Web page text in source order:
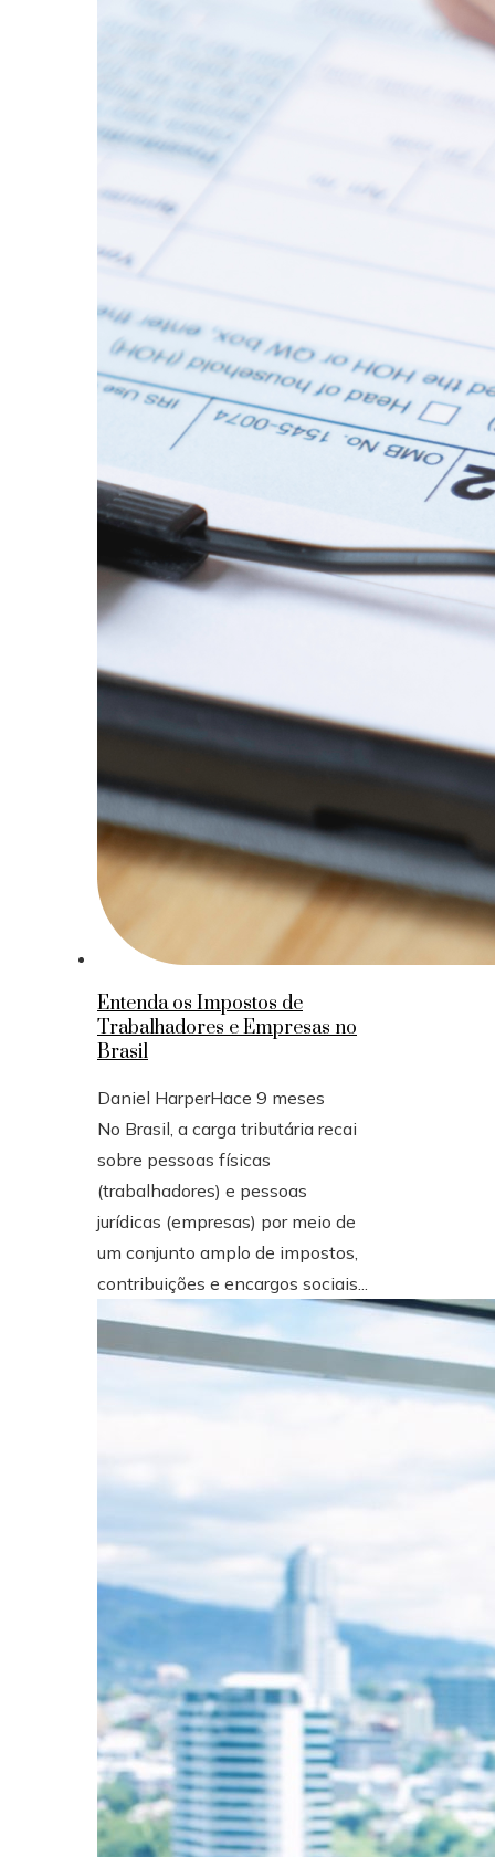
Entenda os Impostos de
Trabalhadores e Empresas no
Brasil
Daniel HarperHace 9 meses
No Brasil, a carga tributária recai
sobre pessoas físicas
(trabalhadores) e pessoas
jurídicas (empresas) por meio de
um conjunto amplo de impostos,
contribuições e encargos sociais...